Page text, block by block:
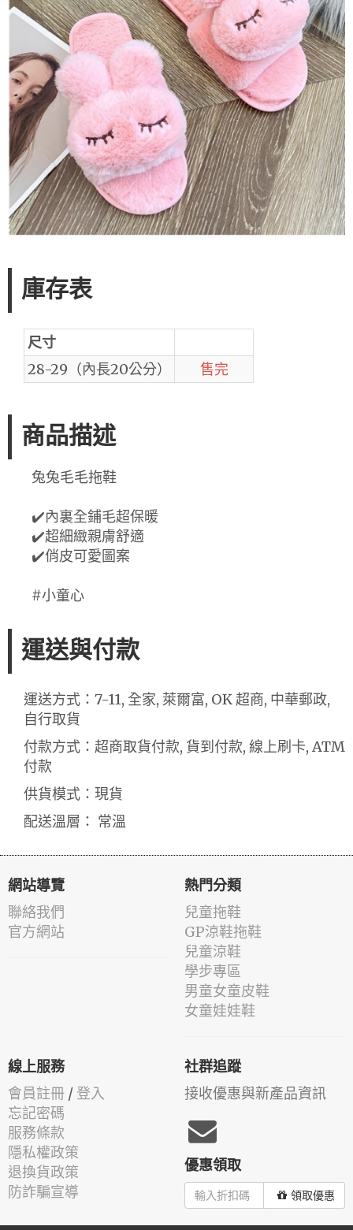
庫存表
尺寸
28-29（內長20公分）
售完
商品描述
兔兔毛毛拖鞋
✔️內裏全鋪毛超保暖
✔️超細緻親膚舒適
✔️俏皮可愛圖案
#小童心
運送與付款
運送方式：7-11, 全家, 萊爾富, OK 超商, 中華郵政,
自行取貨
付款方式：超商取貨付款, 貨到付款, 線上刷卡, ATM
付款
供貨模式：現貨
配送溫層： 常溫
網站導覽
聯絡我們
官方網站
熱門分類
兒童拖鞋
GP涼鞋拖鞋
兒童涼鞋
學步專區
男童女童皮鞋
女童娃娃鞋
線上服務
會員註冊 / 登入
忘記密碼
服務條款
隱私權政策
退換貨政策
防詐騙宣導
社群追蹤
接收優惠與新產品資訊
優惠領取
領取優惠